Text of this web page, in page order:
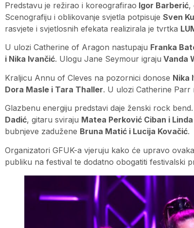
Predstavu je režirao i koreografirao Igor Barberić,
Scenografiju i oblikovanje svjetla potpisuje Sven
rasvjete i svjetlosnih efekata realizirala je tvrtka
U ulozi Catherine of Aragon nastupaju Franka
i Nika Ivančić. Ulogu Jane Seymour igraju Vanda
Kraljicu Annu of Cleves na pozornici donose Nika
Dora Masle i Tara Thaller. U ulozi Catherine Parr
Glazbenu energiju predstavi daje ženski rock
Dadić, gitaru sviraju Matea Perković Ciban i
bubnjeve zadužene Bruna Matić i Lucija Kovačić.
Organizatori GFUK-a vjeruju kako će upravo
publiku na festival te dodatno obogatiti festivalski